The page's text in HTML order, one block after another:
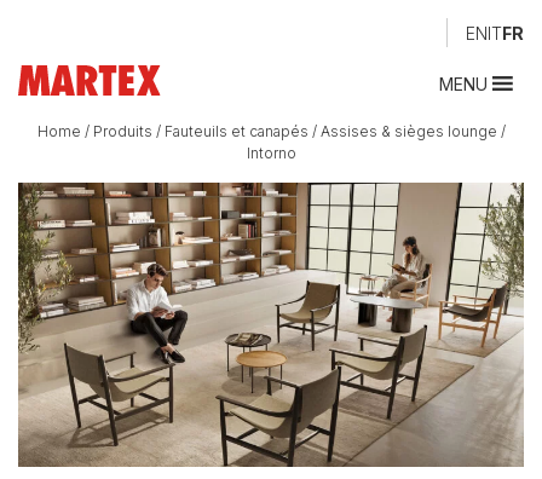
ENITFR
MENU
Home / Produits / Fauteuils et canapés / Assises & sièges lounge /
Intorno